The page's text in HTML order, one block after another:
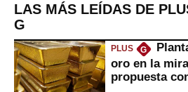
LAS MÁS LEÍDAS DE
G
PLUS G
oro en la
propuesta